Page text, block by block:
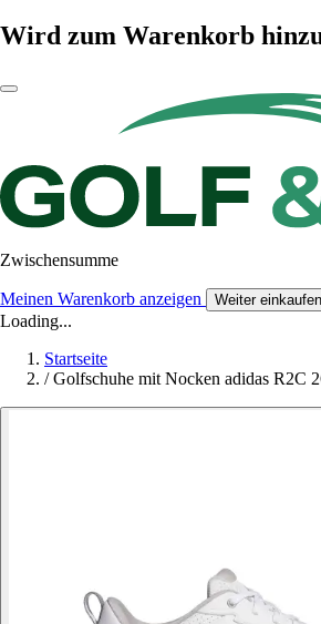
Wird zum Warenkorb
Zwischensumme
Meinen Warenkorb anzeigen Weiter einkaufen
Loading...
Startseite
/ Golfschuhe mit Nocken adidas R2C